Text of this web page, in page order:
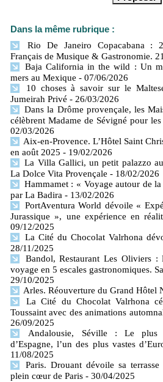
Dans la même rubrique :
Rio De Janeiro Copacabana :
Français de Musique & Gastronomie.
Baja California in the wild : Un
mers​ au Mexique - 07/06/2026
10 choses à savoir sur le
Jumeirah Privé - 26/03/2026
Dans la Drôme provençale, les
célèbrent Madame de Sévigné pour
02/03/2026
Aix-en-Provence. L’Hôtel Saint
en août 2025 - 19/02/2026
La Villa Gallici, un petit palazzo
La Dolce Vita Provençale - 18/02/2026
Hammamet : « Voyage autour de
par La Badira - 13/02/2026
PortAventura World dévoile «
Jurassique », une expérience en
09/12/2025
La Cité du Chocolat Valrhona
28/11/2025
Bandol, Restaurant Les Oliviers
voyage en 5 escales gastronomiques.
29/10/2025
Arles. Réouverture du Grand Hôtel
La Cité du Chocolat Valrhona
Toussaint avec des animations
26/09/2025
Andalousie, Séville : Le plus
d’Espagne, l’un des plus vastes
11/08/2025
Paris. Drouant dévoile sa
plein cœur de Paris - 30/04/2025